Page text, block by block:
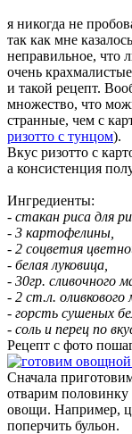
я никогда не
так как мне
неправильное, что
очень
и такой рецепт.
множество, что
странные, чем с
ризотто с тунцом).
Вкус ризотто с
а консистенция
Ингредиенты:
- стакан риса для
- 3 картофелины,
- 2 соцветия
- белая луковица,
- 30гр. сливочного
- 2 ст.л. оливкового
- горсть сушеных
- соль и перец по
Рецепт с фото
Сначала
отварим
овощи. Например,
поперчить бульон.